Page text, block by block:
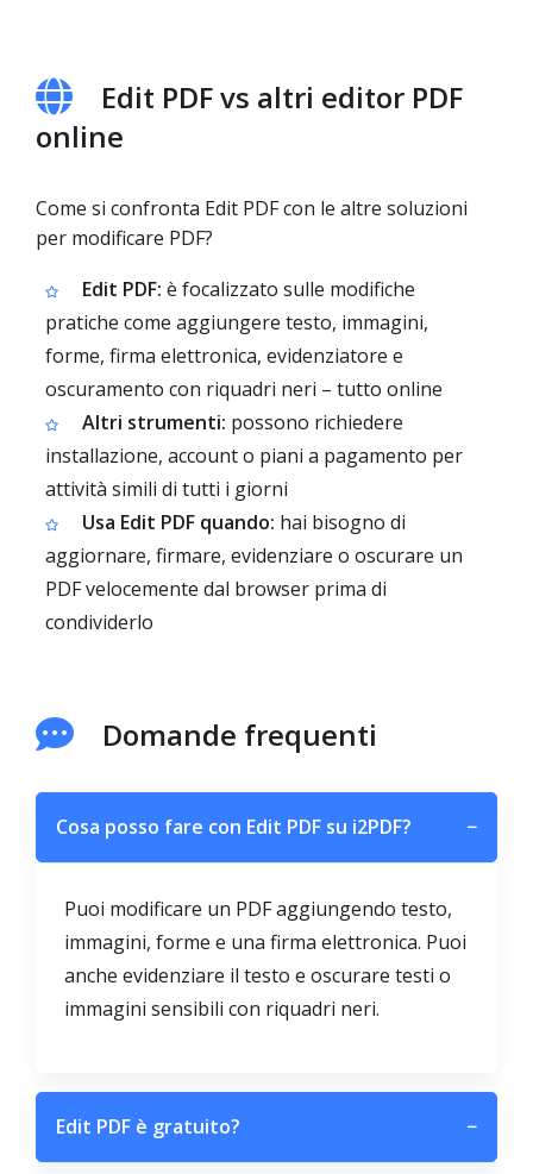
Edit PDF vs altri editor PDF
online
Come si confronta Edit PDF con le altre soluzioni
per modificare PDF?
Edit PDF: è focalizzato sulle modifiche
pratiche come aggiungere testo, immagini,
forme, firma elettronica, evidenziatore e
oscuramento con riquadri neri – tutto online
Altri strumenti: possono richiedere
installazione, account o piani a pagamento per
attività simili di tutti i giorni
Usa Edit PDF quando: hai bisogno di
aggiornare, firmare, evidenziare o oscurare un
PDF velocemente dal browser prima di
condividerlo
Domande frequenti
Cosa posso fare con Edit PDF su i2PDF? −
Puoi modificare un PDF aggiungendo testo,
immagini, forme e una firma elettronica. Puoi
anche evidenziare il testo e oscurare testi o
immagini sensibili con riquadri neri.
Edit PDF è gratuito? −